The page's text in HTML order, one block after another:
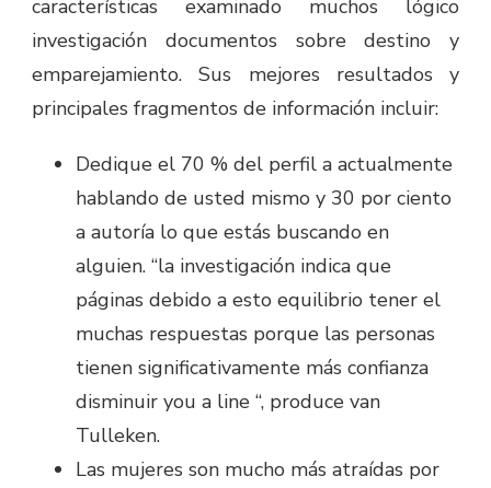
características examinado muchos lógico
investigación documentos sobre destino y
emparejamiento. Sus mejores resultados y
principales fragmentos de información incluir:
Dedique el 70 % del perfil a actualmente
hablando de usted mismo y 30 por ciento
a autoría lo que estás buscando en
alguien. “la investigación indica que
páginas debido a esto equilibrio tener el
muchas respuestas porque las personas
tienen significativamente más confianza
disminuir you a line “, produce van
Tulleken.
Las mujeres son mucho más atraídas por